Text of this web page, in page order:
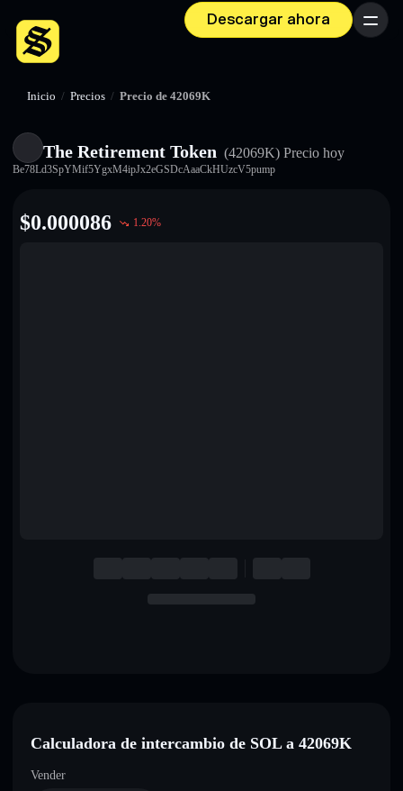
Descargar ahora Menú
Inicio / Precios / Precio de 42069K
The Retirement Token (42069K) Precio hoy
Be78Ld3SpYMif5YgxM4ipJx2eGSDcAaaCkHUzcV5pump
$0.000086 1.20%
Calculadora de intercambio de SOL a 42069K
Vender